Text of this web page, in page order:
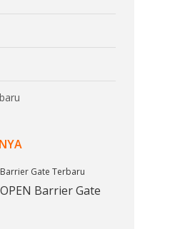
Barrier Gate Terbaru
OPEN Barrier Gate